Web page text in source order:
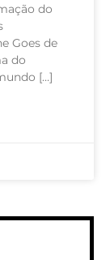
do
Goes de
do
[…]